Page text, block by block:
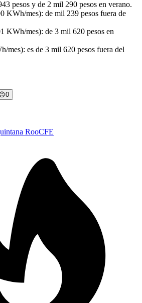
pesos y de 2 mil 290 pesos en verano.
KWh/mes): de mil 239 pesos fuera de
KWh/mes): de 3 mil 620 pesos en
mes): es de 3 mil 620 pesos fuera del
0
RooCFE